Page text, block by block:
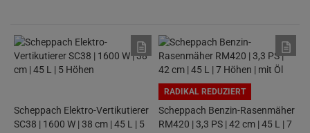
Scheppach Elektro-Vertikutierer
SC38 | 1600 W | 38 cm | 45 L | 5
RADIKAL REDUZIERT
Scheppach Benzin-Rasenmäher
RM420 | 3,3 PS | 42 cm | 45 L | 7